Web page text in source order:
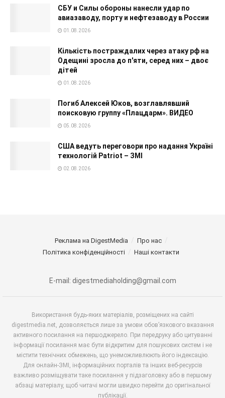
СБУ и Силы обороны нанесли удар по
авиазаводу, порту и нефтезаводу в России
01.08.2026
Кількість постраждалих через атаку рф на
Одещині зросла до п'яти, серед них – двоє
дітей
01.08.2026
Погиб Алексей Юков, возглавлявший
поисковую группу «Плацдарм». ВИДЕО
05.08.2026
США ведуть переговори про надання Україні
технологій Patriot – ЗМІ
02.08.2026
Реклама на DigestMedia
Про нас
Політика конфіденційності
Наші контакти
E-mail: digestmediaholding@gmail.com
Використання будь-яких матеріалів, розміщених на сайті
digestmedia.net, дозволяється лише за умови обов’язкового вказання
активного посилання на першоджерело. При передруку або цитуванні
інформації посилання має бути відкритим для пошукових систем і не
містити технічних обмежень, що унеможливлюють його індексацію.
Для онлайн-ЗМІ, інформаційних порталів та інших веб-ресурсів
важливо розміщувати таке посилання у підзаголовку або в першому
абзаці матеріалу, щоб читачі могли швидко перейти до оригінальної
публікації.